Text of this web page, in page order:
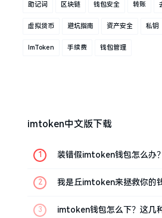
助记词 区块链 钱包安全 转账
虚拟货币 避坑指南 资产安全 私钥
ImToken 手续费 钱包管理
imtoken中文版下载
装错假imtoken钱包怎么办
我是丘imtoken来拯救你的
imtoken钱包怎么下？这几